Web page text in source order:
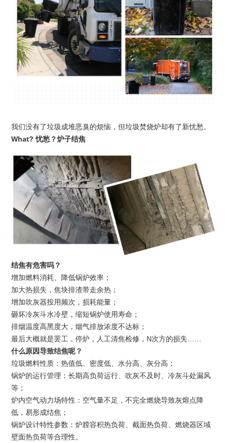
我们没有了垃圾成堆恶臭的烦恼，但垃圾焚烧炉却有了新忧愁。
What?忧愁？炉子结焦
结焦有危害吗？
增加燃料消耗、降低锅炉效率；
加大热损失，焦块排渣带走余热；
增加吹灰器投用频次，损耗能量；
砸坏冷灰斗水冷壁，缩短锅炉使用寿命；
排烟温度高黑度大，烟气排放浓度不达标；
最后大概就是罢工，停炉，人工清焦检修， N次方的损失
什么原因导致结焦呢？
垃圾燃料性质：热值低、密度低、水分高、灰分高；
锅炉的运行管理：长期高负荷运行、吹灰不及时、冷灰斗处漏风
等；
炉内空气动力场特性：空气量不足，不完全燃烧导致灰熔点降
低，易形成结焦；
锅炉设计特性参数：炉膛容积热负荷、截面热负荷、燃烧器区域
壁面热负荷等合理性。